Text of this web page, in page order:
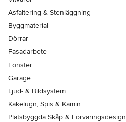
Asfaltering & Stenläggning
Byggmaterial
Dörrar
Fasadarbete
Fönster
Garage
Ljud- & Bildsystem
Kakelugn, Spis & Kamin
Platsbyggda Skåp & Förvaringsdesign